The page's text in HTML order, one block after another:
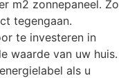
m2 zonnepaneel. Zo
tegengaan.
te investeren in
waarde van uw huis.
als u